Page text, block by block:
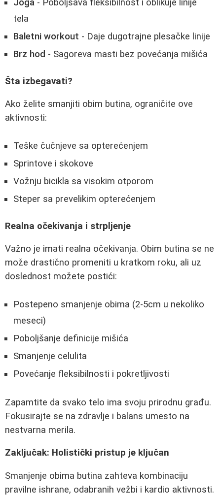
Joga - Poboljšava fleksibilnost i oblikuje linije
tela
Baletni workout - Daje dugotrajne plesačke linije
Brz hod - Sagoreva masti bez povećanja mišića
Šta izbegavati?
Ako želite smanjiti obim butina, ograničite ove
aktivnosti:
Teške čučnjeve sa opterećenjem
Sprintove i skokove
Vožnju bicikla sa visokim otporom
Steper sa prevelikim opterećenjem
Realna očekivanja i strpljenje
Važno je imati realna očekivanja. Obim butina se ne
može drastično promeniti u kratkom roku, ali uz
doslednost možete postići:
Postepeno smanjenje obima (2-5cm u nekoliko
meseci)
Poboljšanje definicije mišića
Smanjenje celulita
Povećanje fleksibilnosti i pokretljivosti
Zapamtite da svako telo ima svoju prirodnu građu.
Fokusirajte se na zdravlje i balans umesto na
nestvarna merila.
Zaključak: Holistički pristup je ključan
Smanjenje obima butina zahteva kombinaciju
pravilne ishrane, odabranih vežbi i kardio aktivnosti.